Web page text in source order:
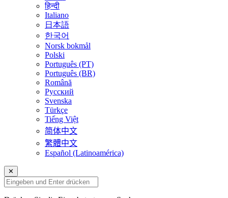
हिन्दी
Italiano
日本語
한국어
Norsk bokmål
Polski
Português (PT)
Português (BR)
Română
Русский
Svenska
Türkçe
Tiếng Việt
简体中文
繁體中文
Español (Latinoamérica)
✕